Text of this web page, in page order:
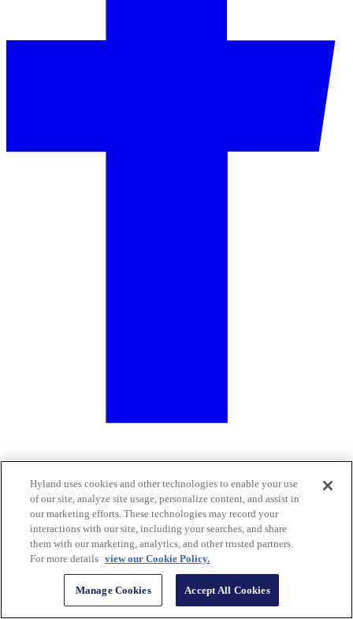
Hyland uses cookies and other technologies to enable your use
of our site, analyze site usage, personalize content, and assist in
our marketing efforts. These technologies may record your
interactions with our site, including your searches, and share
them with our marketing, analytics, and other trusted partners.
For more details view our Cookie Policy.
Manage Cookies Accept All Cookies